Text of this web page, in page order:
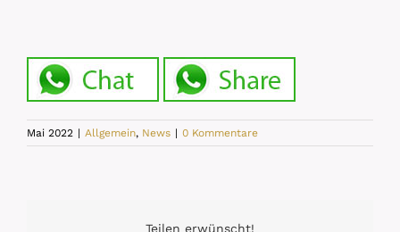
Mai 2022 | Allgemein, News | 0 Kommentare
Teilen erwünscht!